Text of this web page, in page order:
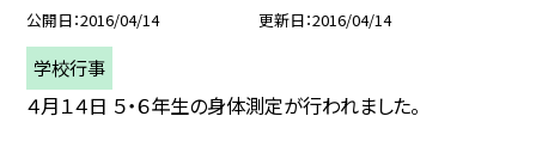
公開日 2016/04/14 更新日 2016/04/14
学校行事
４月１４日 ５・６年生の身体測定が行われました。